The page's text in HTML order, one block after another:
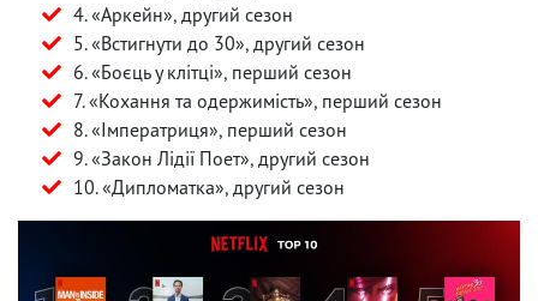
4. «Аркейн», другий сезон
5. «Встигнути до 30», другий сезон
6. «Боєць у клітці», перший сезон
7. «Кохання та одержимість», перший сезон
8. «Імператриця», перший сезон
9. «Закон Лідії Поет», другий сезон
10. «Дипломатка», другий сезон